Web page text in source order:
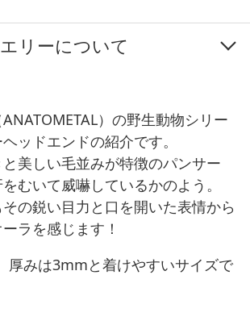
リーについて
）の野生動物シリー
ッドエンドの紹介です。
美しい毛並みが特徴のパンサー
をむいて威嚇しているかのよう。
の鋭い目力と口を開いた表情から
ラを感じます！
厚みは3mmと着けやすいサイズで